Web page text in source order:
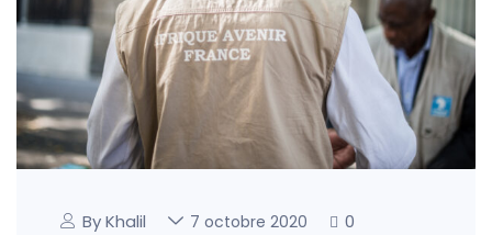
By Khalil 7 octobre 2020
0